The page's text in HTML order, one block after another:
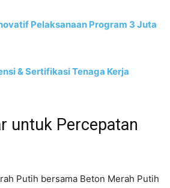
Pelaksanaan Program 3 Juta
& Sertifikasi Tenaga Kerja
untuk Percepatan
Putih bersama Beton Merah Putih